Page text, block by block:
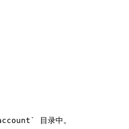
目录中。